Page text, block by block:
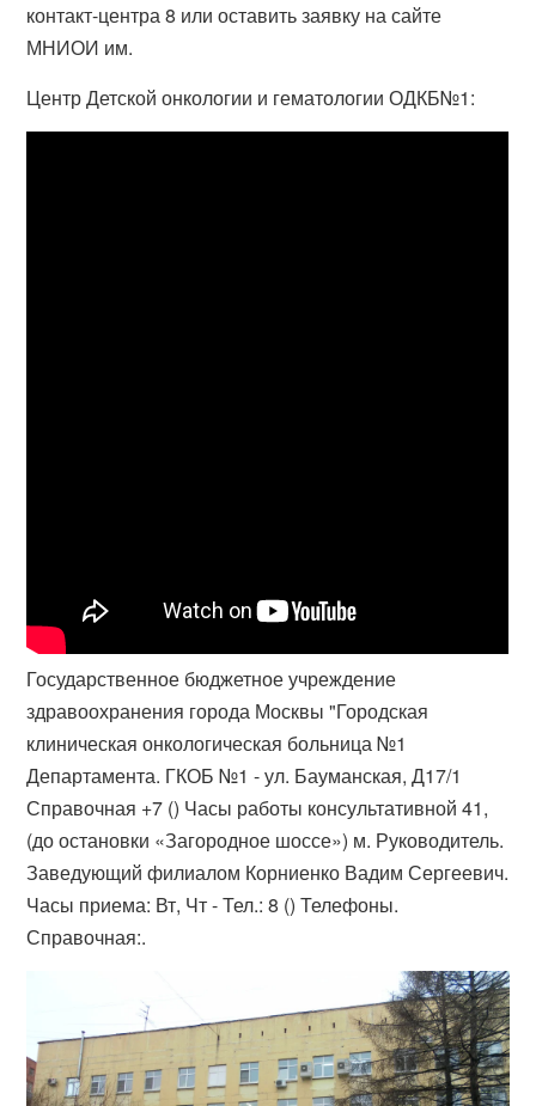
контакт-центра 8 или оставить заявку на сайте
МНИОИ им.
Центр Детской онкологии и гематологии ОДКБ№1:
Государственное бюджетное учреждение
здравоохранения города Москвы "​Городская
клиническая онкологическая больница №1
Департамента. ГКОБ №1 - ул. Бауманская, Д17/1
Справочная +7 () Часы работы консультативной 41,
(до остановки «Загородное шоссе») м. Руководитель.
Заведующий филиалом Корниенко Вадим Сергеевич.
Часы приема: Вт, Чт - Тел.: 8 () Телефоны.
Справочная:​.